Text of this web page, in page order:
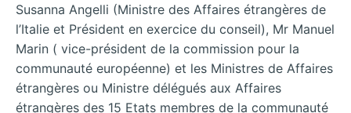
Susanna Angelli (Ministre des Affaires étrangères de
l’Italie et Président en exercice du conseil), Mr Manuel
Marin ( vice-président de la commission pour la
communauté européenne) et les Ministres de Affaires
étrangères ou Ministre délégués aux Affaires
étrangères des 15 Etats membres de la communauté